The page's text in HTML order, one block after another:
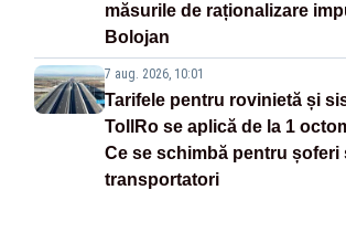
măsurile de raționalizare
Bolojan
7 aug. 2026, 10:01
Tarifele pentru rovinietă și
TollRo se aplică de la 1
Ce se schimbă pentru șoferi
transportatori